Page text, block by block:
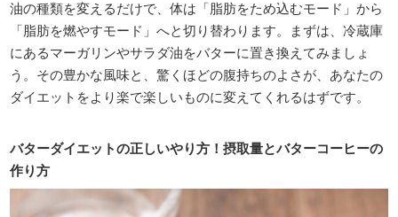
油の種類を変えるだけで、体は「脂肪をため込むモード」から
「脂肪を燃やすモード」へと切り替わります。まずは、冷蔵庫
にあるマーガリンやサラダ油をバターに置き換えてみましょ
う。その豊かな風味と、驚くほどの腹持ちのよさが、あなたの
ダイエットをより楽で楽しいものに変えてくれるはずです。
バターダイエットの正しいやり方！摂取量とバターコーヒーの
作り方